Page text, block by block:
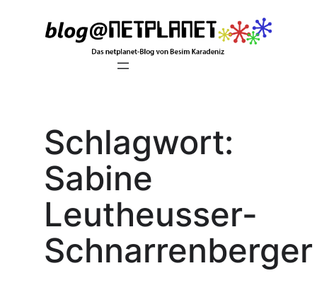
Schlagwort:
Sabine
Leutheusser-
Schnarrenberger